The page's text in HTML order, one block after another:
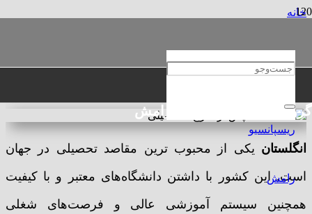
گروه حقوقی و مهاجرتی رامش
خانه
اقامت پس از تحصیل در انگلستان
انگلستان یکی از محبوب ترین مقاصد تحصیلی در جهان
است. این کشور با داشتن دانشگاه‌های معتبر و با کیفیت
همچنین سیستم آموزشی عالی و فرصت‌های شغلی